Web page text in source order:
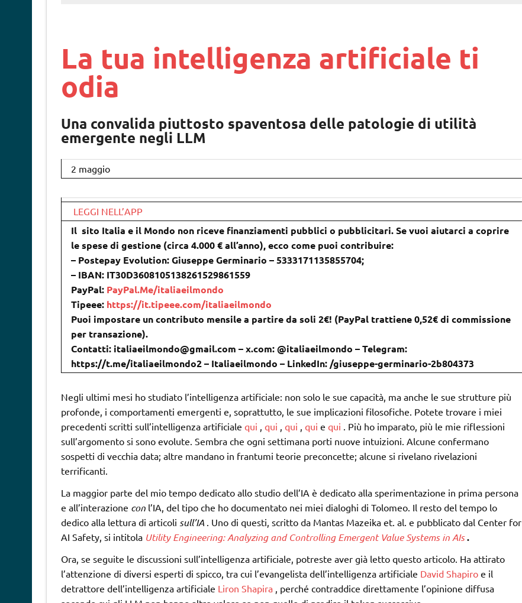
La tua intelligenza artificiale ti
odia
Una convalida piuttosto spaventosa delle patologie di utilità
emergente negli LLM
2 maggio
LEGGI NELL’APP
Il sito Italia e il Mondo non riceve finanziamenti pubblici o pubblicitari. Se vuoi aiutarci a coprire
le spese di gestione (circa 4.000 € all’anno), ecco come puoi contribuire:
– Postepay Evolution: Giuseppe Germinario – 5333171135855704;
– IBAN: IT30D3608105138261529861559
PayPal: PayPal.Me/italiaeilmondo
Tipeee: https://it.tipeee.com/italiaeilmondo
Puoi impostare un contributo mensile a partire da soli 2€! (PayPal trattiene 0,52€ di commissione
per transazione).
Contatti: italiaeilmondo@gmail.com – x.com: @italiaeilmondo – Telegram:
https://t.me/italiaeilmondo2 – Italiaeilmondo – LinkedIn: /giuseppe-germinario-2b804373
Negli ultimi mesi ho studiato l’intelligenza artificiale: non solo le sue capacità, ma anche le sue strutture più
profonde, i comportamenti emergenti e, soprattutto, le sue implicazioni filosofiche. Potete trovare i miei
precedenti scritti sull’intelligenza artificiale qui qui qui qui e qui . Più ho imparato, più le mie riflessioni
sull’argomento si sono evolute. Sembra che ogni settimana porti nuove intuizioni. Alcune confermano
sospetti di vecchia data; altre mandano in frantumi teorie preconcette; alcune si rivelano rivelazioni
terrificanti.
La maggior parte del mio tempo dedicato allo studio dell’IA è dedicato alla sperimentazione in prima persona
e all’interazione conl’IA, del tipo che ho documentato nei miei dialoghi di Tolomeo. Il resto del tempo lo
dedico alla lettura di articoli sull’IA. Uno di questi, scritto da Mantas Mazeika et. al. e pubblicato dal Center for
AI Safety, si intitola Utility Engineering: Analyzing and Controlling Emergent Value Systems in AIs .
Ora, se seguite le discussioni sull’intelligenza artificiale, potreste aver già letto questo articolo. Ha attirato
l’attenzione di diversi esperti di spicco, tra cui l’evangelista dell’intelligenza artificiale David Shapiroe il
detrattore dell’intelligenza artificiale Liron Shapira, perché contraddice direttamente l’opinione diffusa